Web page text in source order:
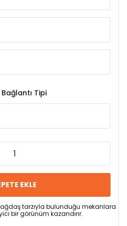
Tipi
EKLE
tarzıyla bulunduğu mekanlara
bir görünüm kazandırır.